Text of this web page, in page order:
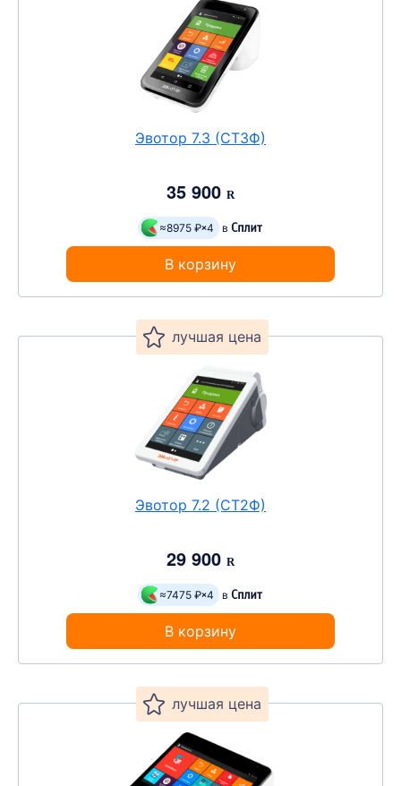
Эвотор 7.3 (СТ3Ф)
35 900 R
≈8975 ₽ 4 в
В корзину
Эвотор 7.2 (СТ2Ф)
29 900 R
≈7475 ₽ 4 в
В корзину